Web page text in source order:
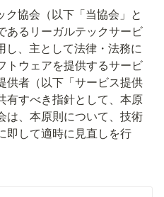
協会（以下「当協会」と
あるリーガルテックサービ
し、主として法律・法務に
トウェアを提供するサービ
供者（以下「サービス提供
有すべき指針として、本原
は、本原則について、技術
即して適時に見直しを行